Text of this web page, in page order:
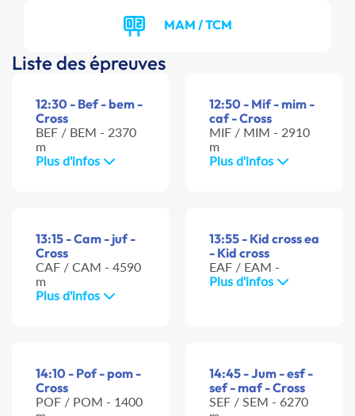
MAM / TCM
Liste des épreuves
12:30 - Bef - bem -
Cross
BEF / BEM - 2370
m
Plus d'infos
12:50 - Mif - mim -
caf - Cross
MIF / MIM - 2910
m
Plus d'infos
13:15 - Cam - juf -
Cross
CAF / CAM - 4590
m
Plus d'infos
13:55 - Kid cross ea
- Kid cross
EAF / EAM -
Plus d'infos
14:10 - Pof - pom -
Cross
POF / POM - 1400
14:45 - Jum - esf -
sef - maf - Cross
SEF / SEM - 6270